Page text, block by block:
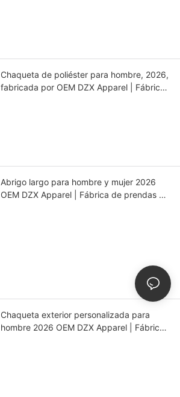
Chaqueta de poliéster para hombre, 2026,
fabricada por OEM DZX Apparel | Fábrica
Abrigo largo para hombre y mujer 2026
OEM DZX Apparel | Fábrica de prendas de
Chaqueta exterior personalizada para
hombre 2026 OEM DZX Apparel | Fábrica